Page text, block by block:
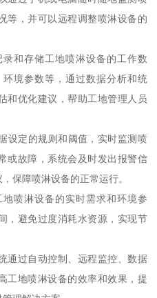
等，并可以远程调整喷淋设备的
和存储工地喷淋设备的工作数
境参数等，通过数据分析和统
和优化建议，帮助工地管理人员
设定的规则和阈值，实时监测喷
或故障，系统会及时发出报警信
保障喷淋设备的正常运行。
喷淋设备的实时需求和环境参
，避免过度消耗水资源，实现节
通过自动控制、远程监控、数据
工地喷淋设备的效率和效果，提